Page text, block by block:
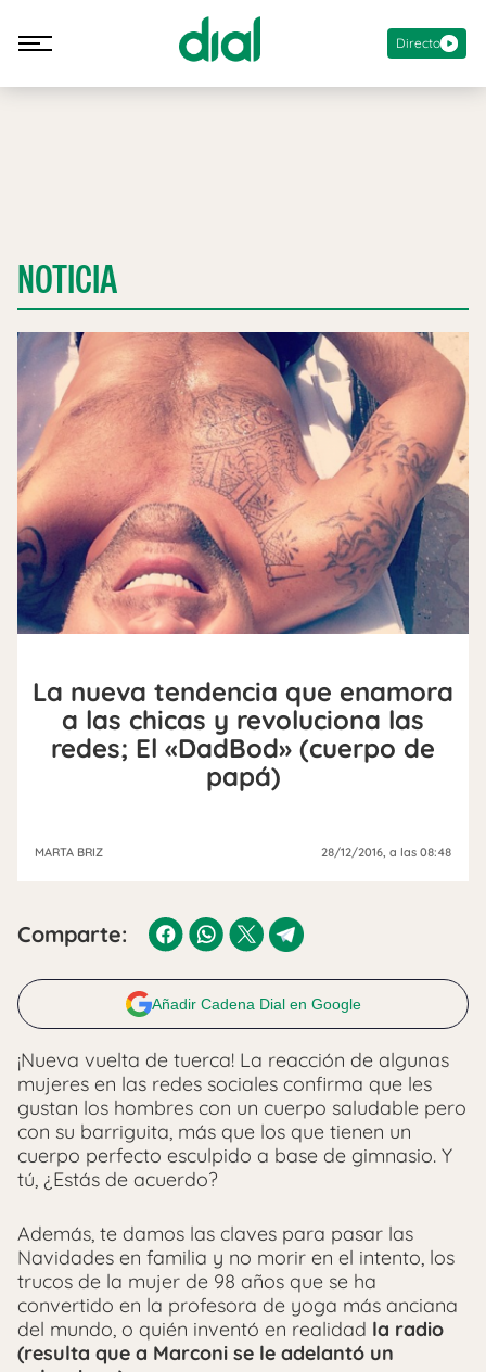
Directo
NOTICIA
La nueva tendencia que enamora
a las chicas y revoluciona las
redes; El «DadBod» (cuerpo de
papá)
MARTA BRIZ 28/12/2016 , a las 08:48
Comparte:
Añadir Cadena Dial en Google
¡Nueva vuelta de tuerca! La reacción de algunas
mujeres en las redes sociales confirma que les
gustan los hombres con un cuerpo saludable pero
con su barriguita, más que los que tienen un
cuerpo perfecto esculpido a base de gimnasio. Y
tú, ¿Estás de acuerdo?
Además, te damos las claves para pasar las
Navidades en familia y no morir en el intento, los
trucos de la mujer de 98 años que se ha
convertido en la profesora de yoga más anciana
del mundo, o quién inventó en realidad la radio
(resulta que a Marconi se le adelantó un